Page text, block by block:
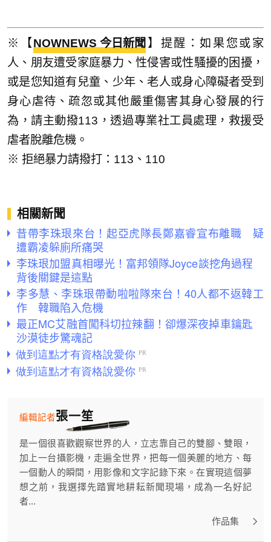
※【 NOWNEWS 今日新聞 】提醒：如果您或家
人、朋友遭受家庭暴力、性侵害或性騷擾的困擾，
或是您知道有兒童、少年、老人或身心障礙者受到
身心虐待、疏忽或其他嚴重傷害其身心發展的行
為，請主動撥113，透過專業社工員處理，救援受
虐者脫離危機。
※ 拒絕暴力請撥打：113、110
相關新聞
昔帶李珠珢來台！起亞虎隊長鄭嘉睿宣布離職 疑
遭霸凌躲廁所痛哭
李珠珢加盟真相曝光！富邦領隊Joyce談挖角過程
背後關鍵是這點
李多慧、李珠珢帶動啦啦隊來台！40人都不返韓工
作 韓職陷入危機
最正MC艾融首闖科切拉辣翻！卻爆深夜掉車鑰匙
沙漠徒步驚魂記
張一笙
編輯記者
是一個很喜歡觀察世界的人，立志靠自己的雙腳、雙眼，
加上一台攝影機，走遍全世界，把每一個美麗的地方、每
一個動人的瞬間，用影像和文字記錄下來。在實現這個夢
想之前，我選擇先踏實地耕耘新聞現場，成為一名好記
者...
作品集